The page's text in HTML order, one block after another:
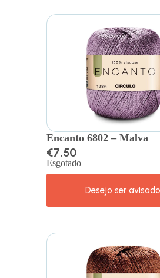
Encanto 6802 – Malva
€7.50
Esgotado